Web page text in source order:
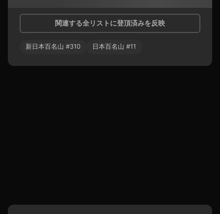
関連する全リストに登頂済みを反映
新日本百名山 #310 日本百名山 #11